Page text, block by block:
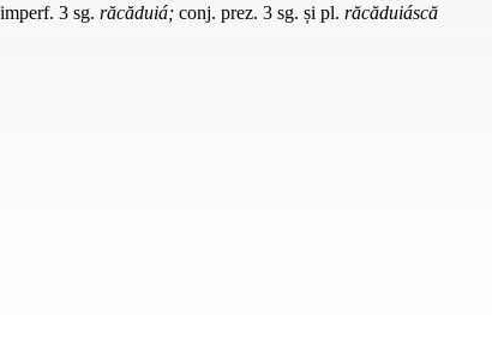
imperf. 3 sg. răcăduiá; conj. prez. 3 sg. și pl. răcăduiáscă